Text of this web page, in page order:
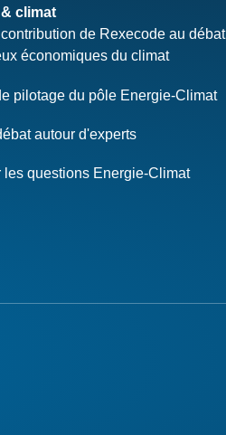
climat
de Rexecode au débat
économiques du climat
pilotage du pôle Energie-Climat
autour d'experts
les questions Energie-Climat